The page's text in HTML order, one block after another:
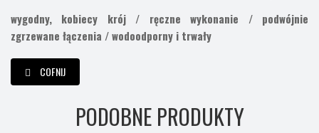
wygodny, kobiecy krój / ręczne wykonanie / podwójnie
zgrzewane łączenia / wodoodporny i trwały
COFNIJ
PODOBNE PRODUKTY